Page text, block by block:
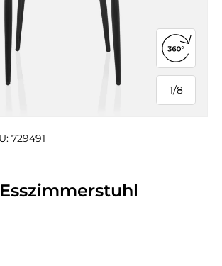
1/
von
8
360°-
729491
Preis